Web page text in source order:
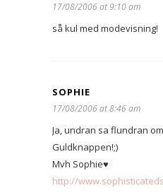
17/08/2006 at 9:10 am
så kul med modevisning!
SOPHIE
17/08/2006 at 8:46 am
Ja, undran sa flundran
Guldknappen!;)
Mvh Sophie♥
http://